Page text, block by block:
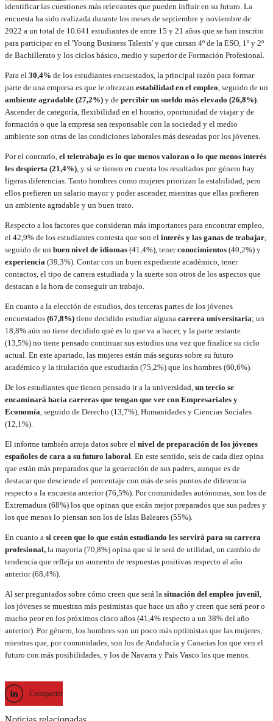
identificar las cuestiones más relevantes que pueden influir en su futuro. La
encuesta ha sido realizada durante los meses de septiembre y noviembre de
2022 a un total de 10.641 estudiantes de entre 15 y 21 años que se han inscrito
para participar en el 'Young Business Talents' y que cursan 4º de la ESO, 1º y 2º
de Bachillerato y los ciclos básico, medio y superior de Formación Profesional.
Para el 30,4% de los estudiantes encuestados, la principal razón para formar
parte de una empresa es que le ofrezcan estabilidad en el empleo, seguido de un
ambiente agradable (27,2%) y de percibir un sueldo más elevado (26,8%).
Ascender de categoría, flexibilidad en el horario, oportunidad de viajar y de
formación o que la empresa sea responsable con la sociedad y el medio
ambiente son otras de las condiciones laborales más deseadas por los jóvenes.
Por el contrario, el teletrabajo es lo que menos valoran o lo que menos interés
les despierta (21,4%), y si se tienen en cuenta los resultados por género hay
ligeras diferencias. Tanto hombres como mujeres priorizan la estabilidad, pero
ellos prefieren un salario mayor y poder ascender, mientras que ellas prefieren
un ambiente agradable y un buen trato.
Respecto a los factores que consideran más importantes para encontrar empleo,
el 42,9% de los estudiantes contesta que son el interés y las ganas de trabajar,
seguido de un buen nivel de idiomas (41,4%), tenerconocimientos (40,2%) y
experiencia (39,3%). Contar con un buen expediente académico, tener
contactos, el tipo de carrera estudiada y la suerte son otros de los aspectos que
destacan a la hora de conseguir un trabajo.
En cuanto a la elección de estudios, dos terceras partes de los jóvenes
encuestados (67,8%) tiene decidido estudiar alguna carrera universitaria; un
18,8% aún no tiene decidido qué es lo que va a hacer, y la parte restante
(13,5%) no tiene pensado continuar sus estudios una vez que finalice su ciclo
actual. En este apartado, las mujeres están más seguras sobre su futuro
académico y la titulación que estudiarán (75,2%) que los hombres (60,6%).
De los estudiantes que tienen pensado ir a la universidad, un tercio se
encaminará hacia carreras que tengan que ver con Empresariales y
Economía , seguido de Derecho (13,7%), Humanidades y Ciencias Sociales
(12,1%).
El informe también arroja datos sobre el nivel de preparación de los jóvenes
españoles de cara a su futuro laboral . En este sentido, seis de cada diez opina
que están más preparados que la generación de sus padres, aunque es de
destacar que desciende el porcentaje con más de seis puntos de diferencia
respecto a la encuesta anterior (76,5%). Por comunidades autónomas, son los de
Extremadura (68%) los que opinan que están mejor preparados que sus padres y
los que menos lo piensan son los de Islas Baleares (55%).
En cuanto a si creen que lo que están estudiando les servirá para su carrera
profesional, la mayoría (70,8%) opina que sí le será de utilidad, un cambio de
tendencia que refleja un aumento de respuestas positivas respecto al año
anterior (68,4%).
Al ser preguntados sobre cómo creen que será la situación del empleo juvenil
los jóvenes se muestran más pesimistas que hace un año y creen que será peor o
mucho peor en los próximos cinco años (41,4% respecto a un 38% del año
anterior). Por género, los hombres son un poco más optimistas que las mujeres,
mientras que, por comunidades, son los de Andalucía y Canarias los que ven el
futuro con más posibilidades, y los de Navarra y País Vasco los que menos.
Compartir